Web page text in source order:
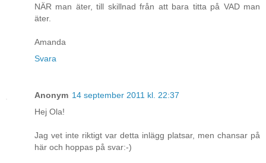
NÄR man äter, till skillnad från att bara titta på VAD man
äter.
Amanda
Svara
Anonym 14 september 2011 kl. 22:37
Hej Ola!
Jag vet inte riktigt var detta inlägg platsar, men chansar på
här och hoppas på svar:-)